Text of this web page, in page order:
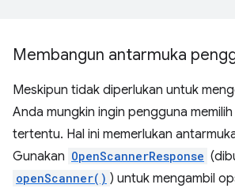
Membangun antarmuka
Meskipun tidak diperlukan untuk
Anda mungkin ingin pengguna
tertentu. Hal ini memerlukan
Gunakan OpenScannerResponse
openScanner() ) untuk mengambil